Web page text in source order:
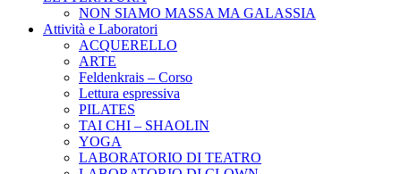
NON SIAMO MASSA MA GALASSIA
Attività e Laboratori
ACQUERELLO
ARTE
Feldenkrais – Corso
Lettura espressiva
PILATES
TAI CHI – SHAOLIN
YOGA
LABORATORIO DI TEATRO